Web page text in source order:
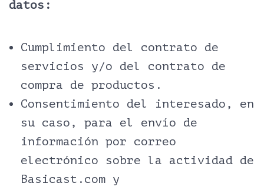
datos:
Cumplimiento del contrato de
servicios y/o del contrato de
compra de productos.
Consentimiento del interesado, en
su caso, para el envío de
información por correo
electrónico sobre la actividad de
Basicast.com y